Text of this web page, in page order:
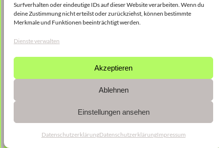
Surfverhalten oder eindeutige IDs auf dieser Website verarbeiten. Wenn du
deine Zustimmung nicht erteilst oder zurückziehst, können bestimmte
Merkmale und Funktionen beeinträchtigt werden.
Dienste verwalten
Akzeptieren
Ablehnen
Einstellungen ansehen
DatenschutzerklärungDatenschutzerklärungImpressum